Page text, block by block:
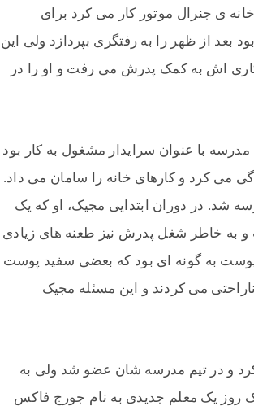
ی جنرال موتور کار می کرد برای
بعد از ظهر را به رفتگری بپردازد ولی این
اش به کمک پدرش می رفت و او را در
با عنوان سرایدار مشغول به کار بود
می کرد و کارهای خانه را سامان می داد.
شد. در دوران ابتدایی مجیک، او که یک
به خاطر شغل پدرش نیز طعنه های زیادی
به گونه ای بود که بعضی سفید پوست
می کردند و این مسئله مجیک
و در تیم مدرسه شان عضو شد ولی به
یک روز یک معلم جدیدی به نام جورج فاکس